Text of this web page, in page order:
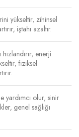
yükseltir, zihinsel
iştahı azaltır.
enerji
fiziksel
yardımcı olur, sinir
genel sağlığı